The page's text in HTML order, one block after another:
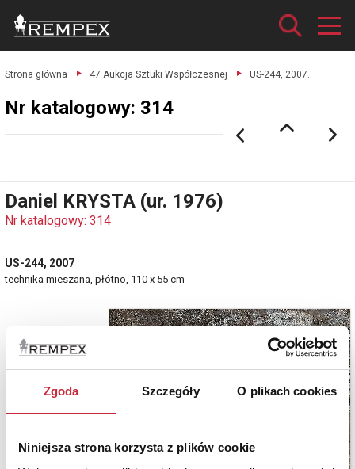
Zgoda Szczegóły O plikach cookies
Niniejsza strona korzysta z plików cookie
Strona główna 47 Aukcja Sztuki Współczesnej US-244, 2007.
Nr katalogowy: 314
Daniel KRYSTA (ur. 1976)
Nr katalogowy: 314
US-244, 2007
technika mieszana, płótno, 110 x 55 cm